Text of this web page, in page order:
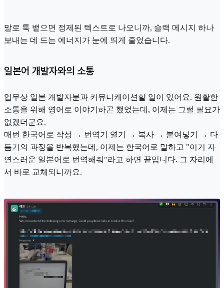
말로 툭 뱉으면 정제된 텍스트로 나오니까, 슬랙 메시지 하나
보내는 데 드는 에너지가 눈에 띄게 줄었습니다.
일본어 개발자와의 소통
업무상 일본 개발자분과 커뮤니케이션할 일이 있어요. 원활한
소통을 위해 영어로 이야기하곤 했었는데, 이제는 그럴 필요가
없겠더군요.
매번 한국어로 작성 → 번역기 열기 → 복사 → 붙여넣기 → 다
듬기의 과정을 반복했는데, 이제는 한국어로 말하고 "이거 자
연스러운 일본어로 번역해줘"라고 하면 끝입니다. 그 자리에
서 바로 교체되니까요.